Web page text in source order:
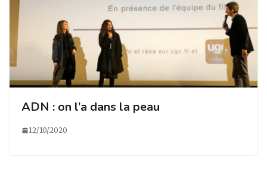
ADN : on l’a dans la peau
12/10/2020